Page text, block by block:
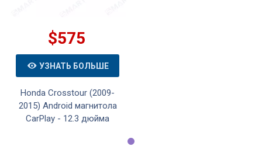
$575
УЗНАТЬ БОЛЬШЕ
Honda Crosstour (2009-
2015) Android магнитола
CarPlay - 12.3 дюйма